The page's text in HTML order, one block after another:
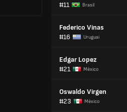
#11
Brasil
Federico Vinas
#16
Uruguai
Edgar Lopez
#21
México
Oswaldo Virgen
#23
México